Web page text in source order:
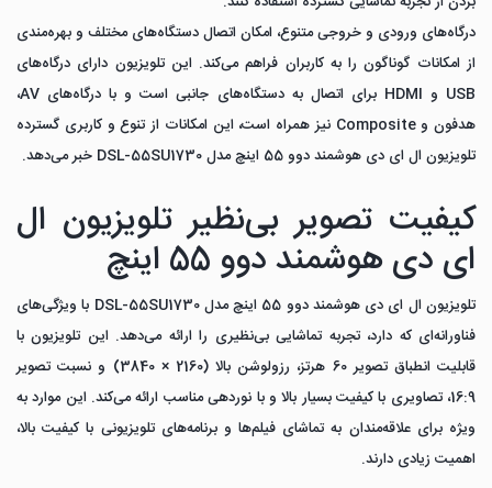
درگاه‌های ورودی و خروجی متنوع، امکان اتصال دستگاه‌های مختلف و بهره‌مندی
از امکانات گوناگون را به کاربران فراهم می‌کند. این تلویزیون دارای درگاه‌های
USB و HDMI برای اتصال به دستگاه‌های جانبی است و با درگاه‌های AV،
هدفون و Composite نیز همراه است، این امکانات از تنوع و کاربری گسترده
تلویزیون ال ای دی هوشمند دوو 55 اینچ مدل DSL-55SU1730 خبر می‌دهد.
کیفیت تصویر بی‌نظیر تلویزیون ال
ای دی هوشمند دوو 55 اینچ
تلویزیون ال ای دی هوشمند دوو 55 اینچ مدل DSL-55SU1730 با ویژگی‌های
فناورانه‌ای که دارد، تجربه تماشایی بی‌نظیری را ارائه می‌دهد. این تلویزیون با
قابلیت انطباق تصویر 60 هرتز، رزولوشن بالا (2160 × 3840) و نسبت تصویر
16:9، تصاویری با کیفیت بسیار بالا و با نوردهی مناسب ارائه می‌کند. این موارد به
ویژه برای علاقه‌مندان به تماشای فیلم‌ها و برنامه‌های تلویزیونی با کیفیت بالا،
اهمیت زیادی دارند.